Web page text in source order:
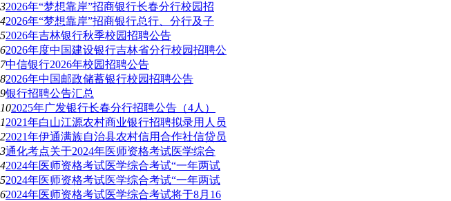
32026年“梦想靠岸”招商银行长春分行校园招
42026年“梦想靠岸”招商银行总行、分行及子
52026年吉林银行秋季校园招聘公告
62026年度中国建设银行吉林省分行校园招聘公
7中信银行2026年校园招聘公告
82026年中国邮政储蓄银行校园招聘公告
9银行招聘公告汇总
102025年广发银行长春分行招聘公告（4人）
12021年白山江源农村商业银行招聘拟录用人员
22021年伊通满族自治县农村信用合作社信贷员
3通化考点关于2024年医师资格考试医学综合
42024年医师资格考试医学综合考试“一年两试
52024年医师资格考试医学综合考试“一年两试
62024年医师资格考试医学综合考试将于8月16